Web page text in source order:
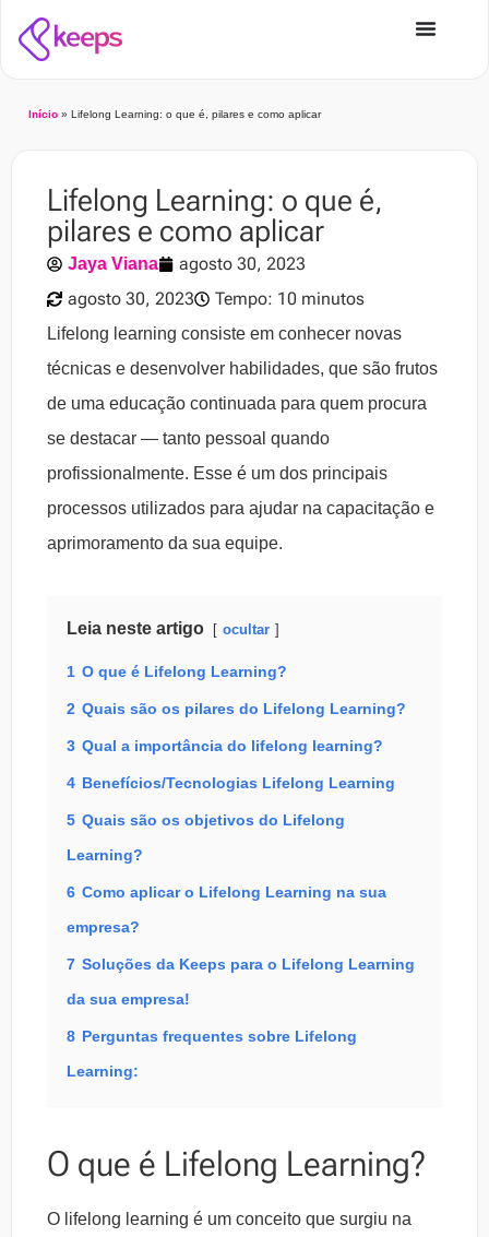
Início » Lifelong Learning: o que é, pilares e como aplicar
Lifelong Learning: o que é,
pilares e como aplicar
Jaya Viana
agosto 30, 2023
agosto 30, 2023
Tempo: 10 minutos
Lifelong learning consiste em conhecer novas
técnicas e desenvolver habilidades, que são frutos
de uma educação continuada para quem procura
se destacar — tanto pessoal quando
profissionalmente. Esse é um dos principais
processos utilizados para ajudar na capacitação e
aprimoramento da sua equipe.
Leia neste artigo ocultar
1 O que é Lifelong Learning?
2 Quais são os pilares do Lifelong Learning?
3 Qual a importância do lifelong learning?
4 Benefícios/Tecnologias Lifelong Learning
5 Quais são os objetivos do Lifelong
Learning?
6 Como aplicar o Lifelong Learning na sua
empresa?
7 Soluções da Keeps para o Lifelong Learning
da sua empresa!
8 Perguntas frequentes sobre Lifelong
Learning:
O que é Lifelong Learning?
O lifelong learning é um conceito que surgiu na